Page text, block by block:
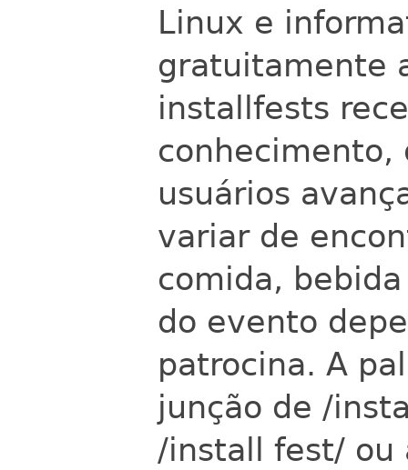
Linux e
gratuitamente
installfests
conhecimento,
usuários
variar de
comida,
do evento
patrocina. A
junção de /
/install fest/ ou